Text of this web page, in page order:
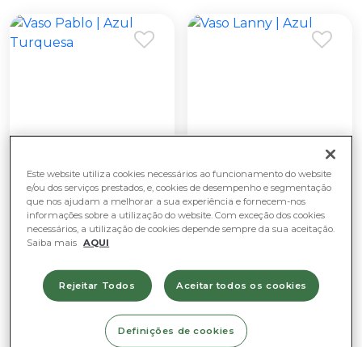
Decoração e
Complementos
Turquesa
Decoração e
Complementos
Este website utiliza cookies necessários ao funcionamento do website
e/ou dos serviços prestados, e, cookies de desempenho e segmentação
que nos ajudam a melhorar a sua experiência e fornecem-nos
informações sobre a utilização do website. Com exceção dos cookies
necessários, a utilização de cookies depende sempre da sua aceitação.
Saiba mais AQUI
Rejeitar Todos Aceitar todos os cookies
Definições de cookies